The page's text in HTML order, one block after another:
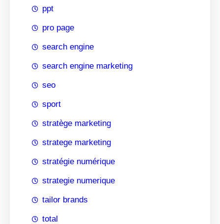
ppt
pro page
search engine
search engine marketing
seo
sport
stratège marketing
stratege marketing
stratégie numérique
strategie numerique
tailor brands
total